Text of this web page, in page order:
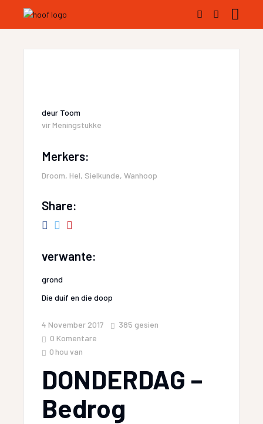
deur Toom
vir Meningstukke
Merkers:
Droom, Hel, Sielkunde,Wanhoop
Share:
verwante:
grond
Die duif en die doop
4 November 2017 385 gesien
0 Komentare
0 hou van
DONDERDAG –
Bedrog